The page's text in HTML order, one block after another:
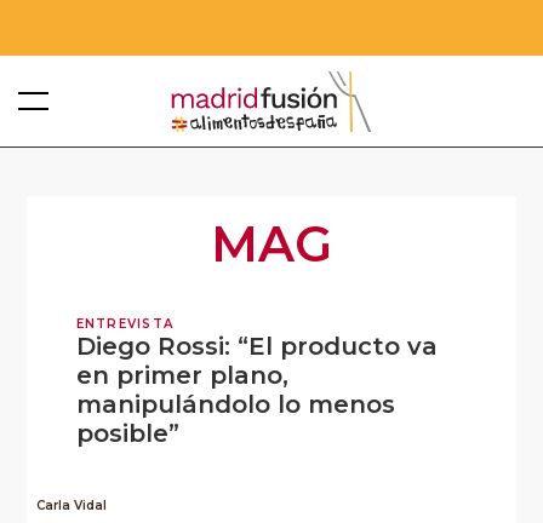
MAG
ENTREVISTA
Diego Rossi: “El producto va
en primer plano,
manipulándolo lo menos
posible”
Carla Vidal